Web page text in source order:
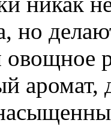
но
овощное
аромат,